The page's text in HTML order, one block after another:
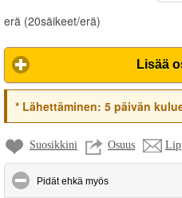
erä (20säikeet/erä)
Lisää
*Lähettäminen: 5 päivän
Suosikkini Osuus
Pidät ehkä myös